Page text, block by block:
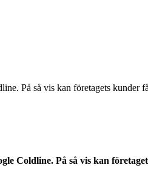
På så vis kan företagets kunder
Coldline. På så vis kan